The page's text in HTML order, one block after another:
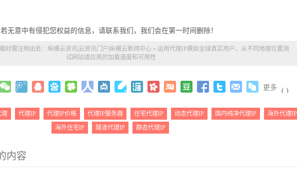
无意中有侵犯您权益的信息，请联系我们，我们会在第一时间删除！
时需注明出处： 纵横云资讯|云资讯门户|纵横云新闻中心» 运用代理IP模拟全球真实用户，从不同地理位置测
试网站或应用的加载速度和可用性
更多 ( )
理 代理IP 代理IP价格 代理IP服务器 住宅代理IP 动态代理IP 国内纯净代理IP
海外代理IP
海外住宅IP
隧道代理IP 静态代理IP
内容